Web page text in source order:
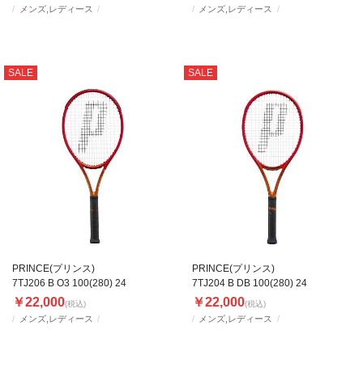
メンズ,レディース メンズ,レディース
SALE
メンズ,レディース
PRINCE(プリンス)
7TJ206 B O3 100(280) 24
￥22,000(税込)
SALE
メンズ,レディース
PRINCE(プリンス)
7TJ204 B DB 100(280) 24
￥22,000(税込)